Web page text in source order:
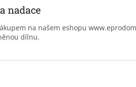
nadace
na našem eshopu
dílnu.